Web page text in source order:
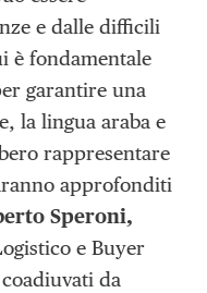
e dalle difficili
è fondamentale
garantire una
la lingua araba e
rappresentare
approfonditi
Speroni,
e Buyer
da